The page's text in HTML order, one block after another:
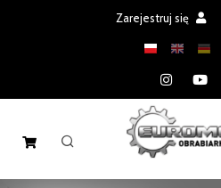
Zarejestruj się